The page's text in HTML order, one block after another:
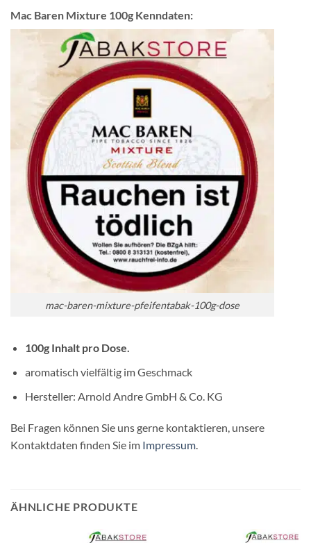
Mac Baren Mixture 100g Kenndaten:
mac-baren-mixture-pfeifentabak-100g-dose
100g Inhalt pro Dose.
aromatisch vielfältig im Geschmack
Hersteller: Arnold Andre GmbH & Co. KG
Bei Fragen können Sie uns gerne kontaktieren, unsere
Kontaktdaten finden Sie im Impressum.
ÄHNLICHE PRODUKTE